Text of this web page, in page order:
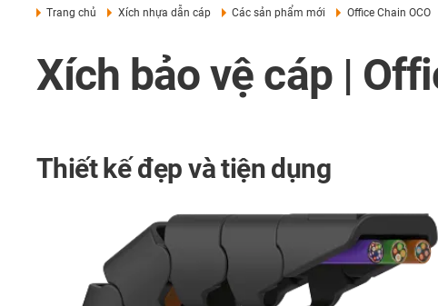
Trang chủ Xích nhựa dẫn cáp Các sản phẩm mới Office Chain OCO
Xích bảo vệ cáp |
Thiết kế đẹp và tiện dụng